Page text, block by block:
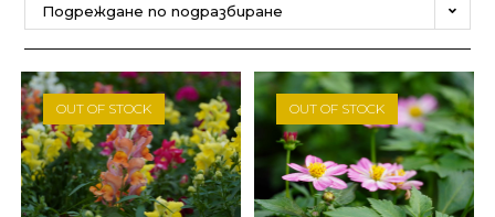
Подреждане по подразбиране
OUT OF STOCK OUT OF STOCK